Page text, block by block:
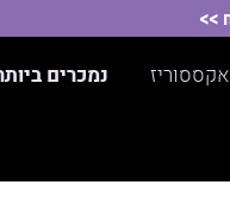
אקססוריז נמכרים